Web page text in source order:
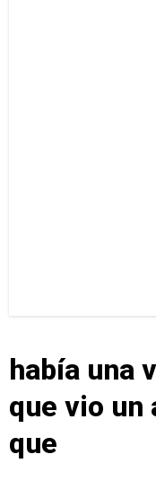
había una
que vio
que